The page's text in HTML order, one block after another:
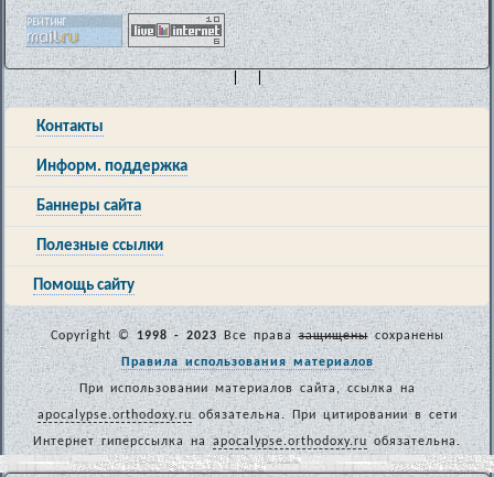
| |
Контакты
Информ. поддержка
Баннеры сайта
Полезные ссылки
Помощь сайту
Copyright © 1998 - 2023 Все правазащищенысохранены
Правила использования материалов
При использовании материалов сайта, ссылка на
apocalypse.orthodoxy.ruобязательна. При цитировании в сети
Интернет гиперссылка наapocalypse.orthodoxy.ru обязательна.